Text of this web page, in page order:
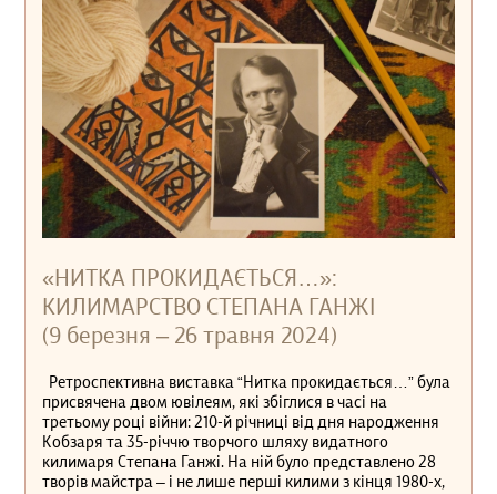
«НИТКА ПРОКИДАЄТЬСЯ…»:
КИЛИМАРСТВО СТЕПАНА ГАНЖІ
(9 березня – 26 травня 2024)
Ретроспективна виставка “Нитка прокидається…” була
присвячена двом ювілеям, які збіглися в часі на
третьому році війни: 210-й річниці від дня народження
Кобзаря та 35-річчю творчого шляху видатного
килимаря Степана Ганжі. На ній було представлено 28
творів майстра – і не лише перші килими з кінця 1980-х,